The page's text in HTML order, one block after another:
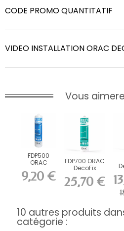
CODE PROMO QUANTITATIF
VIDEO INSTALLATION ORAC
Vous
FDP500
ORAC
DecoFix Pro
310 ml
9,20 €
FDP700 ORAC
DecoFix
Power 290 ml
25,70 €
10 autres produits
catégorie :